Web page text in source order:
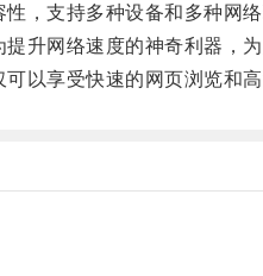
支持多种设备和多种网络
网络速度的神奇利器，为
享受快速的网页浏览和高